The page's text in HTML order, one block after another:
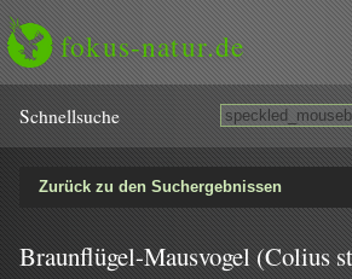
fokus-natur.de
Schnell­suche
Zurück zu den Suchergebnissen
Braunflügel-Mausvogel (Colius